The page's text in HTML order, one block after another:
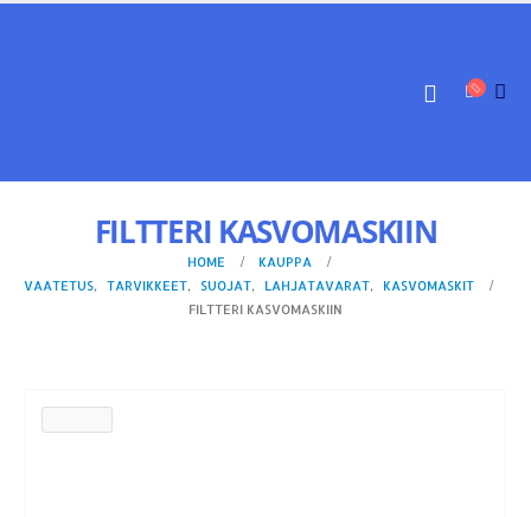
FILTTERI KASVOMASKIIN
HOME
KAUPPA
VAATETUS, TARVIKKEET, SUOJAT, LAHJATAVARAT,
KASVOMASKIT
FILTTERI KASVOMASKIIN